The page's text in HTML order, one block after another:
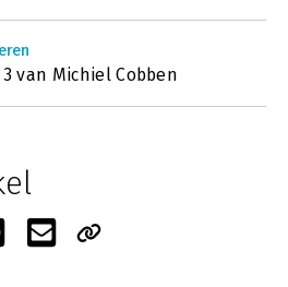
van Michiel Cobben